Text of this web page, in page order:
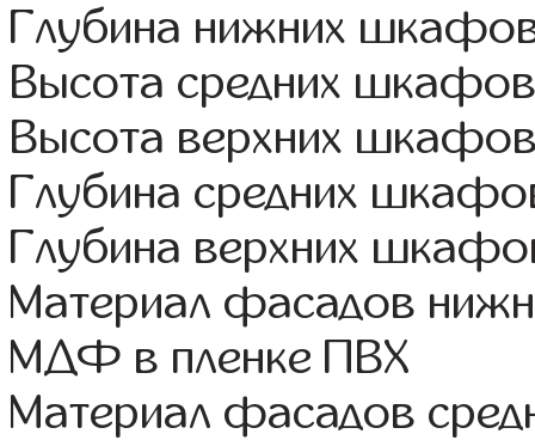
Глубина нижних
Высота средних
Высота верхних
Глубина средних
Глубина верхних
Материал фасадов
МДФ в пленке ПВХ
Материал фасадов